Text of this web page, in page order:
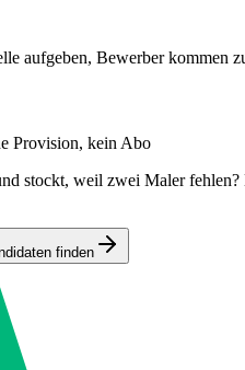
aufgeben, Bewerber kommen
Provision, kein Abo
stockt, weil zwei Maler fehlen?
finden